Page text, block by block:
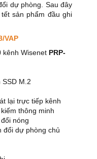
dự phòng. Sau đây
sản phẩm đầu ghi
VAP
kênh Wisenet PRP-
SSD M.2
lại trực tiếp kênh
thông minh
nóng
đổi dự phòng chủ